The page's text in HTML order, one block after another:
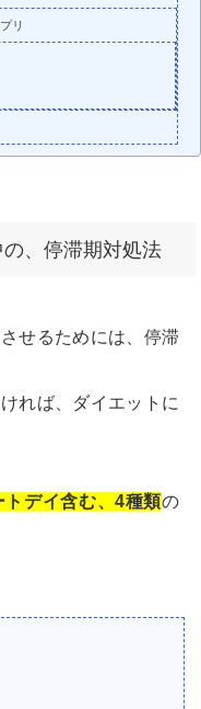
リ
、停滞期対処法
せるためには、停滞
れば、ダイエットに
トデイ含む、4種類の